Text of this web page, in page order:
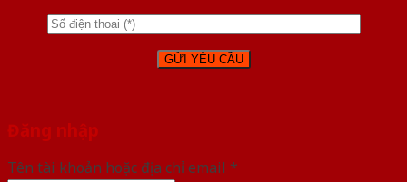
Đăng nhập
Tên tài khoản hoặc địa chỉ email *